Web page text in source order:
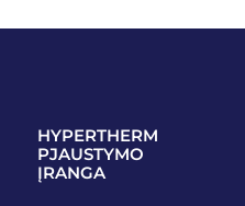
HYPERTHERM
PJAUSTYMO
ĮRANGA